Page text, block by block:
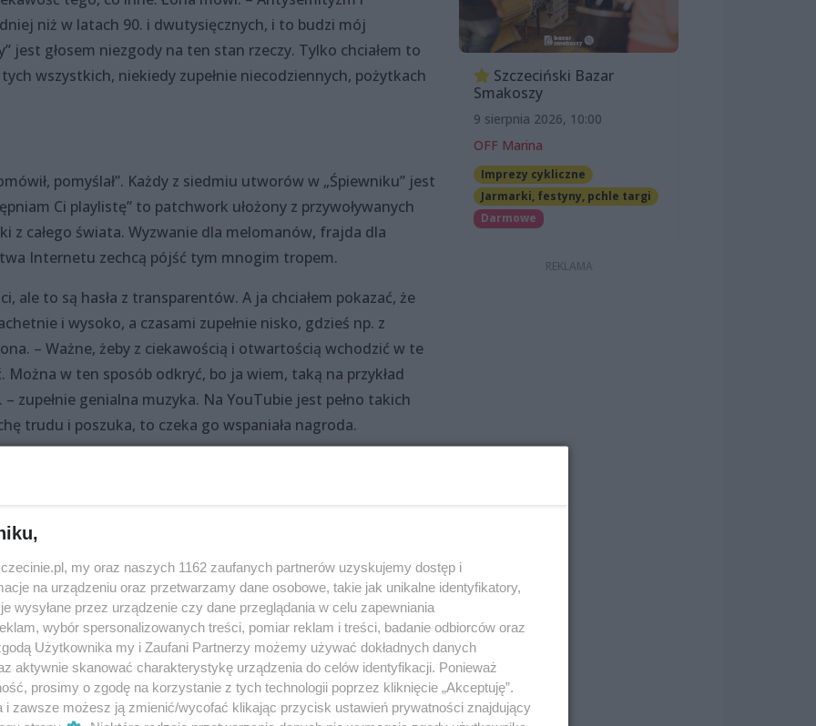
niż w latach 90. i dwutysięcznych, i to budzi mój
jest głosem niezgody na ten stan rzeczy. Tylko chciałem to
wszystkich, niekiedy zupełnie niecodziennych, pożytkach
pomyślał”. Każdy z siedmiu utworów w „Śpiewniku” jest
Ci playlistę” to patchwork ułożony z przywoływanych
z całego świata. Wyzwanie dla melomanów, frajda dla
Internetu zechcą pójść tym mnogim tropem.
ale to są hasła z transparentów. A ja chciałem pokazać, że
i wysoko, a czasami zupełnie nisko, gdzieś np. z
– Ważne, żeby z ciekawością i otwartością wchodzić w te
w ten sposób odkryć, bo ja wiem, taką na przykład
zupełnie genialna muzyka. Na YouTubie jest pełno takich
trudu i poszuka, to czeka go wspaniała nagroda.
Szczeciński Bazar
Smakoszy
9 sierpnia 2026, 10:00
OFF Marina
Imprezy cykliczne
Jarmarki, festyny, pchle targi
Darmowe
my oraz naszych 1162 zaufanych partnerów uzyskujemy dostęp i
na urządzeniu oraz przetwarzamy dane osobowe, takie jak unikalne identyfikatory,
wysyłane przez urządzenie czy dane przeglądania w celu zapewniania
wybór spersonalizowanych treści, pomiar reklam i treści, badanie odbiorców oraz
Użytkownika my i Zaufani Partnerzy możemy używać dokładnych danych
aktywnie skanować charakterystykę urządzenia do celów identyfikacji. Ponieważ
prosimy o zgodę na korzystanie z tych technologii poprzez kliknięcie „Akceptuję”.
i zawsze możesz ją zmienić/wycofać klikając przycisk ustawień prywatności znajdujący